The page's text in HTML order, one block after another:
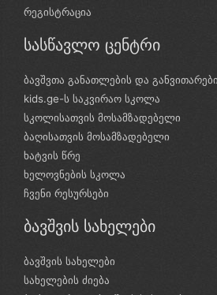
რეგისტრაცია
სასწავლო ცენტრი
ბავშვთა განათლების და
kids.ge-ს საკვირაო სკოლა
სკოლისათვის მოსამზადებელი
ბაღისათვის მოსამზადებელი
ხატვის წრე
ხელოვნების სკოლა
ჩვენი რესურსები
ბავშვის სახელები
ბავშვის სახელები
სახელების ძიება